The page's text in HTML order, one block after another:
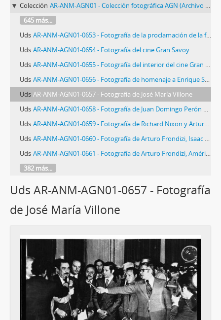
Colección AR-ANM-AGN01 - Colección fotográfica AGN (Archivo General de la Nación)
645 más...
Uds AR-ANM-AGN01-0653 - Fotografía de la proclamación de la fórmula Tamborini - Mosca
Uds AR-ANM-AGN01-0654 - Fotografía del cine Gran Savoy
Uds AR-ANM-AGN01-0655 - Fotografía del interior del cine Gran Savoy
Uds AR-ANM-AGN01-0656 - Fotografía de homenaje a Enrique Santos Discépolo
Uds AR-ANM-AGN01-0657 - Fotografía de José María Villone
Uds AR-ANM-AGN01-0658 - Fotografía de Juan Domingo Perón en Puerta de Hierro
Uds AR-ANM-AGN01-0659 - Fotografía de Richard Nixon y Arturo Frondizi
Uds AR-ANM-AGN01-0660 - Fotografía de Arturo Frondizi, Isaac Rojas y Pedro Eugenio Aramburu
Uds AR-ANM-AGN01-0661 - Fotografía de Arturo Frondizi, Américo Ghioldi y Alicia Moreau de Justo
382 más...
Uds AR-ANM-AGN01-0657 - Fotografía
de José María Villone